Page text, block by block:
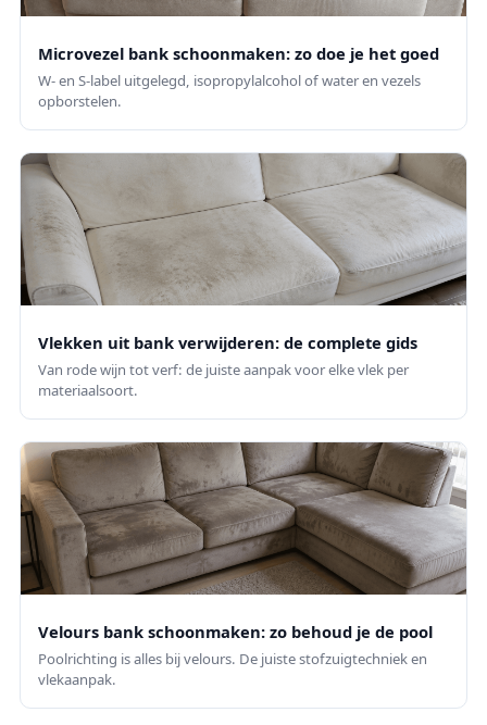
Microvezel bank schoonmaken: zo doe je het goed
W- en S-label uitgelegd, isopropylalcohol of water en vezels
opborstelen.
Vlekken uit bank verwijderen: de complete gids
Van rode wijn tot verf: de juiste aanpak voor elke vlek per
materiaalsoort.
Velours bank schoonmaken: zo behoud je de pool
Poolrichting is alles bij velours. De juiste stofzuigtechniek en
vlekaanpak.